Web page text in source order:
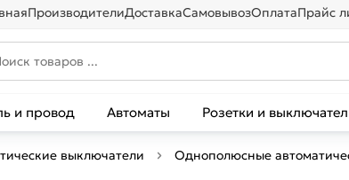
ПроизводителиДоставкаСамовывозОплатаПрайс
и провод Автоматы Розетки и
выключатели Однополюсные